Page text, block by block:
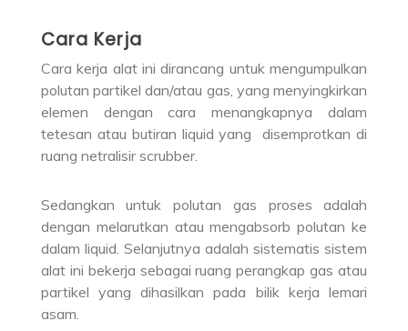
Cara Kerja
Cara kerja alat ini dirancang untuk mengumpulkan
polutan partikel dan/atau gas, yang menyingkirkan
elemen dengan cara menangkapnya dalam
tetesan atau butiran liquid yang disemprotkan di
ruang netralisir scrubber.
Sedangkan untuk polutan gas proses adalah
dengan melarutkan atau mengabsorb polutan ke
dalam liquid. Selanjutnya adalah sistematis sistem
alat ini bekerja sebagai ruang perangkap gas atau
partikel yang dihasilkan pada bilik kerja lemari
asam.